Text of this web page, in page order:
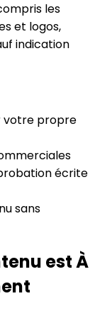
les
et logos,
indication
votre propre
écrite
sans
est À